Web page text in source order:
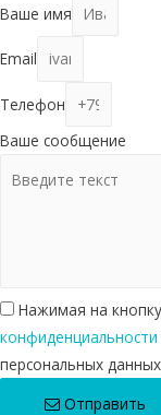
Ваше имя
Email
Телефон
Ваше сообщение
Нажимая на
конфиденциальности
персональных
Отправить